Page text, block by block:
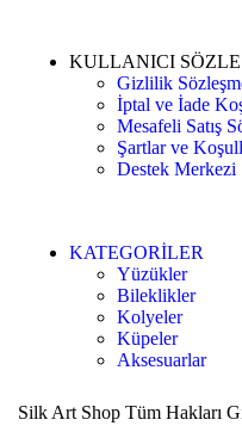
KULLANICI
Gizlilik
İptal ve İade
Mesafeli Satış
Şartlar ve
Destek Merkezi
KATEGORİLER
Yüzükler
Bileklikler
Kolyeler
Küpeler
Aksesuarlar
Silk Art Shop Tüm Hakları